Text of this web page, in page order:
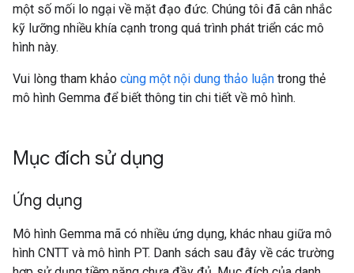
một số mối lo ngại về mặt đạo đức. Chúng tôi đã cân nhắc
kỹ lưỡng nhiều khía cạnh trong quá trình phát triển các mô
hình này.
Vui lòng tham khảo cùng một nội dung thảo luận trong thẻ
mô hình Gemma để biết thông tin chi tiết về mô hình.
Mục đích sử dụng
Ứng dụng
Mô hình Gemma mã có nhiều ứng dụng, khác nhau giữa mô
hình CNTT và mô hình PT. Danh sách sau đây về các trường